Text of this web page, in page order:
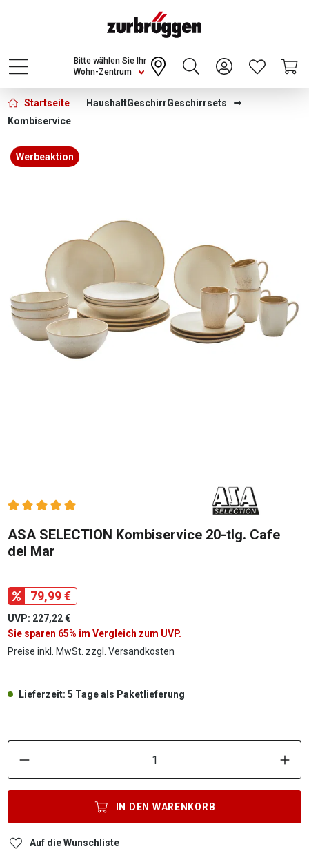
Choose a different country or region to see
content for your location and shop online
CONTINUE
Wohn-Zentrum
Bitte wählen Sie Ihr
Startseite HaushaltGeschirrGeschirrsets
Kombiservice
Bildergalerie überspringen
Werbeaktion
Durchschnittliche Bewertung von 5 von 5 Sternen
ASA SELECTION Kombiservice 20-tlg. Cafe
del Mar
79,99 €
UVP: 227,22 €
Sie sparen 65% im Vergleich zum UVP.
Preise inkl. MwSt. zzgl. Versandkosten
Lieferzeit: 5 Tage als Paketlieferung
IN DEN WARENKORB
Auf die Wunschliste